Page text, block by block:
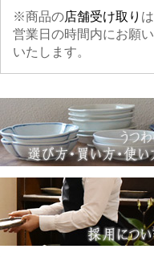
※商品の店舗受け取り は
営業日の時間内にお願い
いたします。